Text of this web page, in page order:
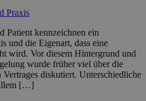
Praxis
Patient kennzeichnen ein
und die Eigenart, dass eine
wird. Vor diesem Hintergrund und
wurde früher viel über die
Vertrages diskutiert. Unterschiedliche
[…]